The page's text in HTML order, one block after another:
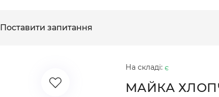
Поставити запитання
На складі: є
МАЙКА